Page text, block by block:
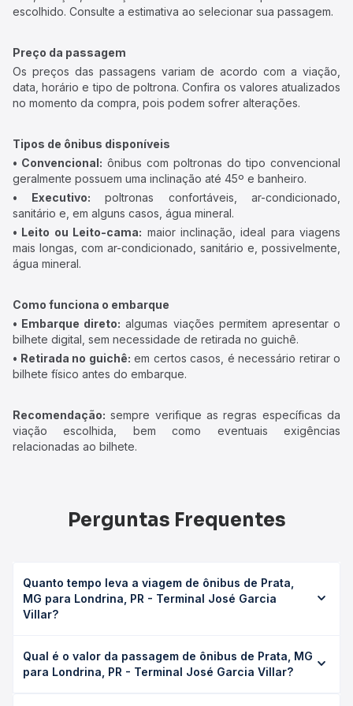
escolhido. Consulte a estimativa ao selecionar sua passagem.
Preço da passagem
Os preços das passagens variam de acordo com a viação,
data, horário e tipo de poltrona. Confira os valores atualizados
no momento da compra, pois podem sofrer alterações.
Tipos de ônibus disponíveis
• Convencional: ônibus com poltronas do tipo convencional
geralmente possuem uma inclinação até 45º e banheiro.
• Executivo: poltronas confortáveis, ar-condicionado,
sanitário e, em alguns casos, água mineral.
• Leito ou Leito-cama: maior inclinação, ideal para viagens
mais longas, com ar-condicionado, sanitário e, possivelmente,
água mineral.
Como funciona o embarque
• Embarque direto: algumas viações permitem apresentar o
bilhete digital, sem necessidade de retirada no guichê.
• Retirada no guichê: em certos casos, é necessário retirar o
bilhete físico antes do embarque.
Recomendação: sempre verifique as regras específicas da
viação escolhida, bem como eventuais exigências
relacionadas ao bilhete.
Perguntas Frequentes
Quanto tempo leva a viagem de ônibus de Prata,
MG para Londrina, PR - Terminal José Garcia
Villar?
Terminal José Garcia Villar leva em média 10h 58min,
podendo variar conforme a viação, o tipo de serviço
Qual é o valor da passagem de ônibus de Prata, MG
para Londrina, PR - Terminal José Garcia Villar?